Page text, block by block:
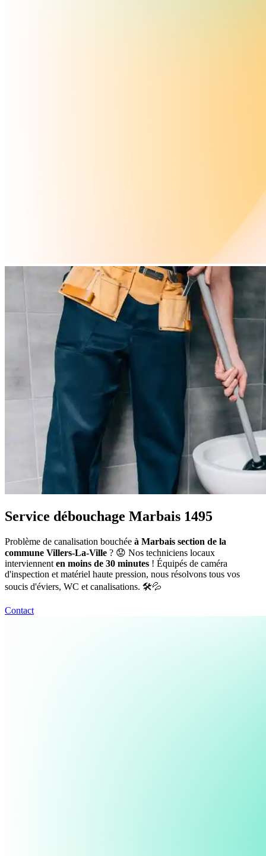
Service débouchage Marbais 1495
Problème de canalisation bouchée à Marbais section de la
commune Villers-La-Ville ? 😟 Nos techniciens locaux
interviennent en moins de 30 minutes ! Équipés de caméra
d'inspection et matériel haute pression, nous résolvons tous vos
soucis d'éviers, WC et canalisations. 🛠️💦
Contact